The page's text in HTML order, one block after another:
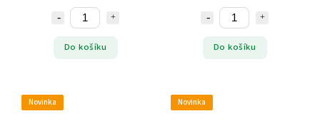
Do košíku Do košíku
Novinka Novinka